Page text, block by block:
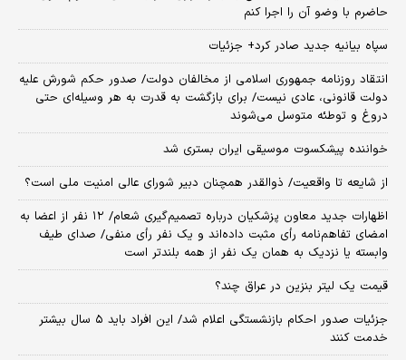
حاضرم با وضو آن را اجرا کنم
سپاه بیانیه جدید صادر کرد+ جزئیات
انتقاد روزنامه جمهوری اسلامی از مخالفان دولت/ صدور حکم شورش علیه
دولت قانونی، عادی نیست/ برای بازگشت به قدرت به هر وسیله‌ای حتی
دروغ و توطئه متوسل می‌شوند
خواننده پیشکسوت موسیقی ایران بستری شد
از شایعه تا واقعیت/ ذوالقدر همچنان دبیر شورای ‌عالی امنیت ملی است؟
اظهارات جدید معاون پزشکیان درباره تصمیم‌گیری شعام/ ۱۲ نفر از اعضا به
امضای تفاهم‌نامه رأی مثبت داده‌اند و یک نفر رأی منفی/ صدای طیف
وابسته یا نزدیک به همان یک نفر از همه بلندتر است
قیمت یک لیتر بنزین در عراق چند؟
جزئیات صدور احکام بازنشستگی اعلام شد/ این افراد باید ۵ سال بیشتر
خدمت کنند